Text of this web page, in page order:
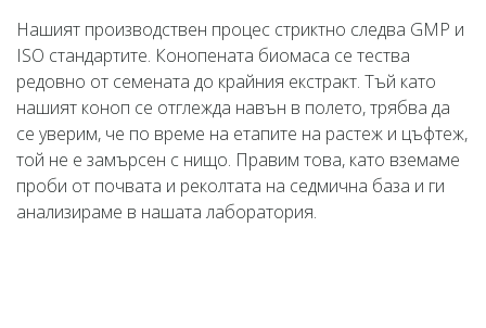
Нашият производствен процес стриктно следва GMP и
ISO стандартите. Конопената биомаса се тества
редовно от семената до крайния екстракт. Тъй като
нашият коноп се отглежда навън в полето, трябва да
се уверим, че по време на етапите на растеж и цъфтеж,
той не е замърсен с нищо. Правим това, като вземаме
проби от почвата и реколтата на седмична база и ги
анализираме в нашата лаборатория.